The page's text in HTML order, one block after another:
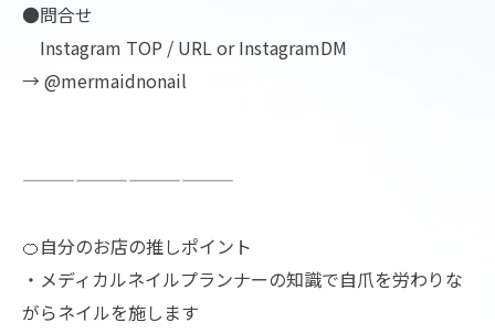
●問合せ
Instagram TOP / URL or InstagramDM
→ @mermaidnonail
————————————
🍊自分のお店の推しポイント
・メディカルネイルプランナーの知識で自爪を労わりな
がらネイルを施します